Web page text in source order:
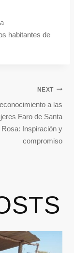
habitantes de
NEXT
a las
Faro de Santa
Rosa: Inspiración y
compromiso